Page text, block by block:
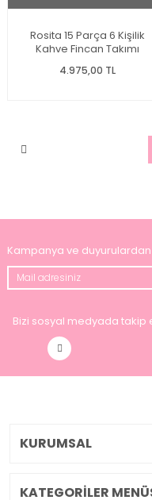
Rosita 15 Parça 6 Kişilik
Kahve Fincan Takımı
4.975,00 TL
Kampanya ve
Bizi sosyal medyada takip
KURUMSAL
KATEGORİLER